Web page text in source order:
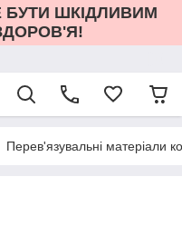
ШКІДЛИВИМ
Перев'язувальні матеріали